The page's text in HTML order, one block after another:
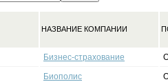
НАЗВАНИЕ КОМПАНИИ
Бизнес-страхование
Биополис